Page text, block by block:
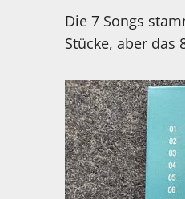
Die 7 Songs
Stücke, aber das